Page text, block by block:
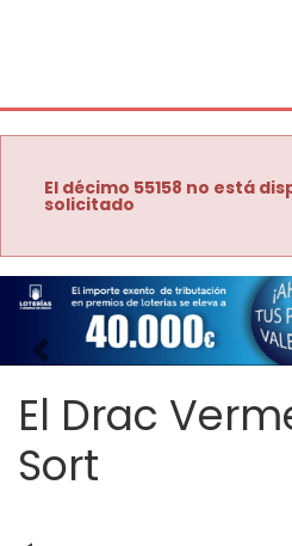
El décimo 55158 no está
solicitado
Imagen anterior
El Drac
Sort